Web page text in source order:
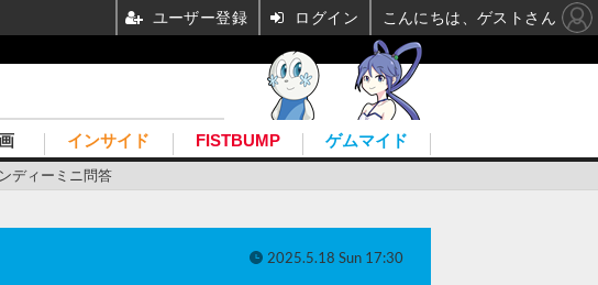
ディーミニ問答
インサイド FISTBUMP ゲムマイド
2025.5.18 Sun 17:30
ユーザー登録 ログイン こんにちは、ゲストさん